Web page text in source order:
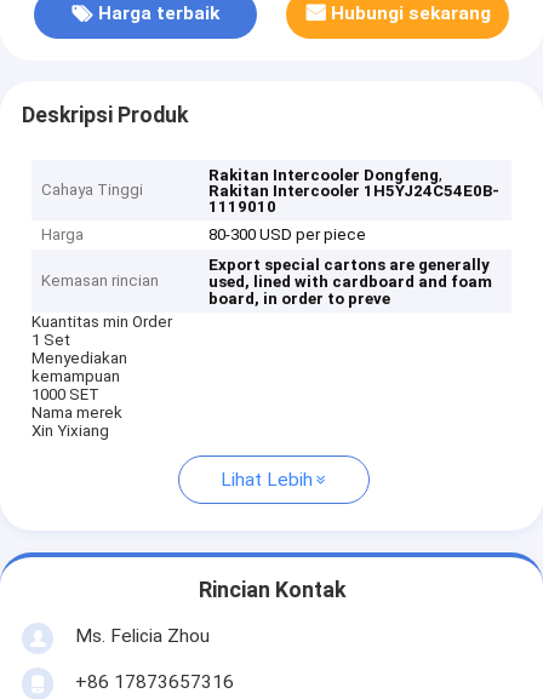
Harga terbaik Hubungi sekarang
Deskripsi Produk
Cahaya Tinggi
Rakitan Intercooler Dongfeng,
Rakitan Intercooler 1H5YJ24C54E0B-
1119010
Harga
80-300 USD per piece
Kemasan rincian
Export special cartons are generally
used, lined with cardboard and foam
board, in order to preve
Kuantitas min Order
1 Set
Menyediakan
kemampuan
1000 SET
Nama merek
Xin Yixiang
Lihat Lebih
Rincian Kontak
Ms. Felicia Zhou
+86 17873657316